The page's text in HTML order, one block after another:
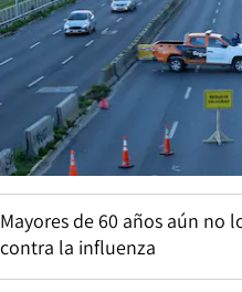
Mayores de 60 años aún no
contra la influenza